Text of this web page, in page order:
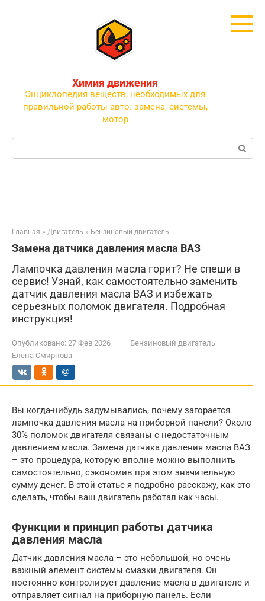
Химия движения
Энциклопедия веществ, необходимых для
правильной работы авто: замена, системы,
мотор
Поиск:
Главная » Двигатель » Бензиновый двигатель
Замена датчика давления масла ВАЗ
Лампочка давления масла горит? Не спеши в
сервис! Узнай, как самостоятельно заменить
датчик давления масла ВАЗ и избежать
серьезных поломок двигателя. Подробная
инструкция!
Опубликовано: 27 Фев 2026
Бензиновый двигатель
Елена Смирнова
Вы когда-нибудь задумывались, почему загорается
лампочка давления масла на приборной панели? Около
30% поломок двигателя связаны с недостаточным
давлением масла. Замена датчика давления масла ВАЗ
– это процедура, которую вполне можно выполнить
самостоятельно, сэкономив при этом значительную
сумму денег. В этой статье я подробно расскажу, как это
сделать, чтобы ваш двигатель работал как часы.
Функции и принцип работы датчика
давления масла
Датчик давления масла – это небольшой, но очень
важный элемент системы смазки двигателя. Он
постоянно контролирует давление масла в двигателе и
отправляет сигнал на приборную панель. Если